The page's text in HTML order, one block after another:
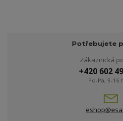
Potřebujete
Zákaznická
+420 602
Po-Pá, 9-16